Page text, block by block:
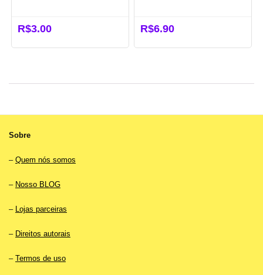
R$3.00 R$6.90
Sobre
– Quem nós somos
– Nosso BLOG
– Lojas parceiras
– Direitos autorais
– Termos de uso